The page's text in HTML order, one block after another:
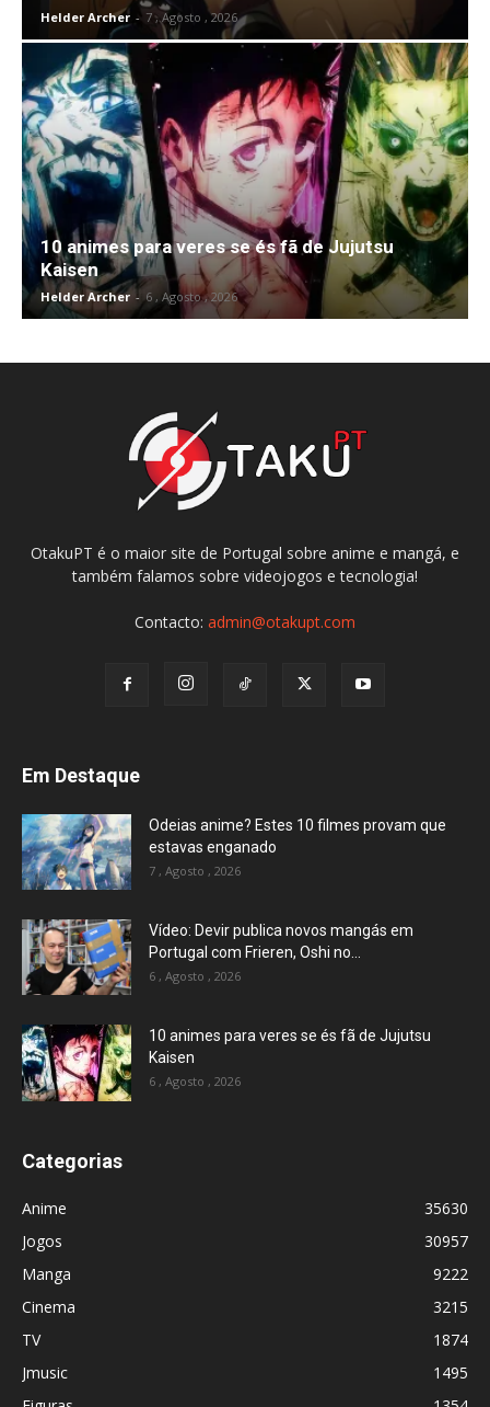
Helder Archer - 7 , Agosto , 2026
10 animes para veres se és fã de Jujutsu
Kaisen
Helder Archer - 6 , Agosto , 2026
OtakuPT é o maior site de Portugal sobre anime e mangá, e
também falamos sobre videojogos e tecnologia!
Contacto: admin@otakupt.com
Em Destaque
Odeias anime? Estes 10 filmes provam que
estavas enganado
7 , Agosto , 2026
Vídeo: Devir publica novos mangás em
Portugal com Frieren, Oshi no...
6 , Agosto , 2026
10 animes para veres se és fã de Jujutsu
Kaisen
6 , Agosto , 2026
Categorias
Anime
35630
Jogos
30957
Manga
9222
Cinema
3215
TV
1874
Jmusic
1495